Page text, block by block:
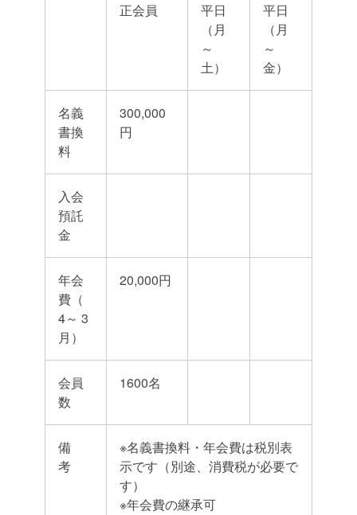
正会員
平日
（月
～
土）
平日
（月
～
金）
名義
書換
料
300,000
円
入会
預託
金
年会
費（
4～ 3
月）
20,000円
会員
数
1600名
備
考
※名義書換料・年会費は税別表
示です（別途、消費税が必要で
す）
※年会費の継承可